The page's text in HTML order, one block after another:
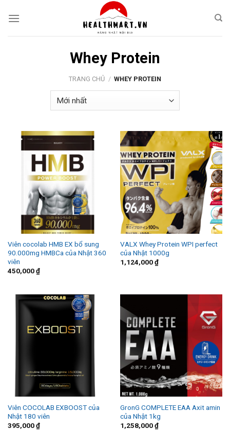
Whey Protein
TRANG CHỦ / WHEY PROTEIN
Viên cocolab HMB EX bổ sung
90.000mg HMBCa của Nhật 360
viên
450,000₫
VALX Whey Protein WPI perfect
của Nhật 1000g
1,124,000₫
Viên COCOLAB EXBOOST của
Nhật 180 viên
395,000₫
GronG COMPLETE EAA Axit amin
của Nhật 1kg
1,258,000₫